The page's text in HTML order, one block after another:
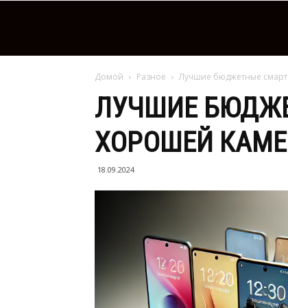
Домой Разное Лучшие бюджетные
ЛУЧШИЕ
ХОРОШЕЙ
18.09.2024